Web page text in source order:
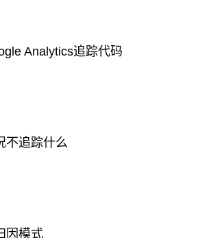
Analytics追踪代码
追踪什么
因模式